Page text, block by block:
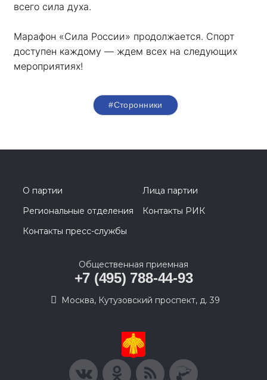
всего сила духа.
Марафон «Сила России» продолжается. Спорт
доступен каждому — ждем всех на следующих
мероприятиях!
#Сторонники
О партии
Лица партии
Региональные отделения
Контакты РИК
Контакты пресс-службы
Общественная приемная
+7 (495) 788-44-93
Москва, Кутузовский проспект, д. 39